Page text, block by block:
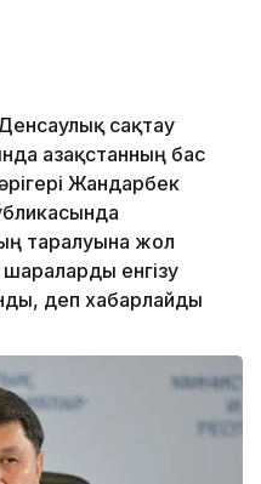
сақтау
Қазақстанның бас
Жандарбек
таралуына жол
енгізу
деп хабарлайды